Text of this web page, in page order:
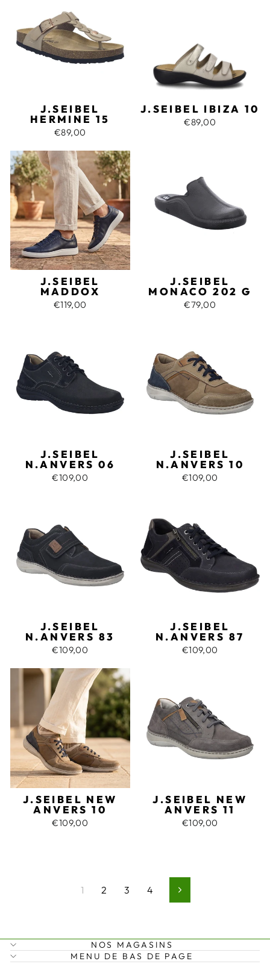
J.SEIBEL
HERMINE 15
€89,00
J.SEIBEL IBIZA 10
€89,00
J.SEIBEL
MADDOX
€119,00
J.SEIBEL
MONACO 202 G
€79,00
J.SEIBEL
N.ANVERS 06
€109,00
J.SEIBEL
N.ANVERS 10
€109,00
J.SEIBEL
N.ANVERS 83
€109,00
J.SEIBEL
N.ANVERS 87
€109,00
J.SEIBEL NEW
ANVERS 10
€109,00
J.SEIBEL NEW
ANVERS 11
€109,00
1 2 3 4 Suivant
NOS MAGASINS
MENU DE BAS DE PAGE